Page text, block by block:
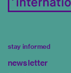
stay informed
newsletter